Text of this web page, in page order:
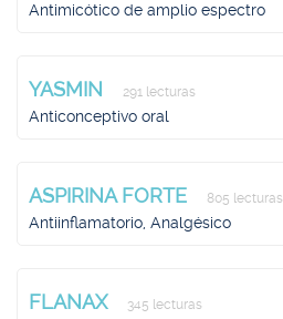
Antimicótico de amplio espectro
YASMIN 291 lecturas
Anticonceptivo oral
ASPIRINA FORTE 805 lecturas
Antiinflamatorio, Analgésico
FLANAX 345 lecturas